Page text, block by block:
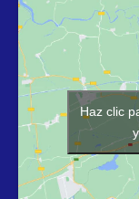
Haz clic